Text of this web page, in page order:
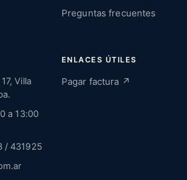
Preguntas frecuentes
Villa
a 13:00
/ 431925
ENLACES ÚTILES
Pagar factura ↗